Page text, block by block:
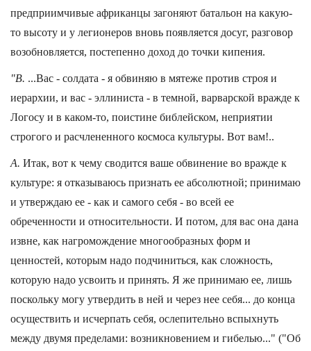
предприимчивые африканцы загоняют батальон на какую-
то высоту и у легионеров вновь появляется досуг, разговор
возобновляется, постепенно доход до точки кипения.
"В. ...Вас - солдата - я обвиняю в мятеже против строя и
иерархии, и вас - эллиниста - в темной, варварской вражде к
Логосу и в каком-то, поистине библейском, неприятии
строгого и расчлененного космоса культуры. Вот вам!..
А. Итак, вот к чему сводится ваше обвинение во вражде к
культуре: я отказываюсь признать ее абсолютной; принимаю
и утверждаю ее - как и самого себя - во всей ее
обреченности и относительности. И потом, для вас она дана
извне, как нагромождение многообразных форм и
ценностей, которым надо подчиниться, как сложность,
которую надо усвоить и принять. Я же принимаю ее, лишь
поскольку могу утвердить в ней и через нее себя... до конца
осуществить и исчерпать себя, ослепительно вспыхнуть
между двумя пределами: возникновением и гибелью..." ("Об